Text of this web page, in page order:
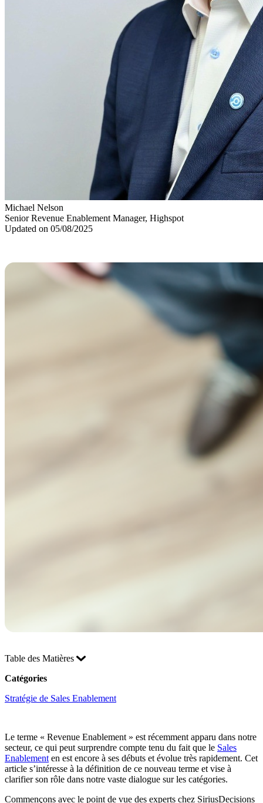
Michael Nelson
Senior Revenue Enablement Manager, Highspot
Updated on 05/08/2025
Table des Matières
Catégories
Stratégie de Sales Enablement
Le terme « Revenue Enablement » est récemment apparu dans notre
secteur, ce qui peut surprendre compte tenu du fait que le Sales
Enablement en est encore à ses débuts et évolue très rapidement. Cet
article s’intéresse à la définition de ce nouveau terme et vise à
clarifier son rôle dans notre vaste dialogue sur les catégories.
Commençons avec le point de vue des experts chez SiriusDecisions